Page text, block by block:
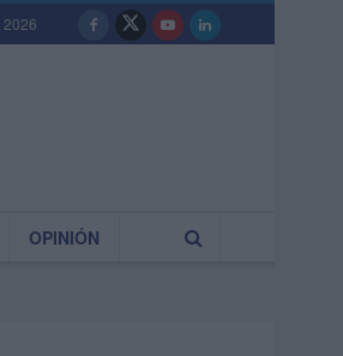
2026
OPINIÓN